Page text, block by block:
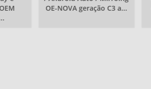
OE-NOVA geração C3 a...